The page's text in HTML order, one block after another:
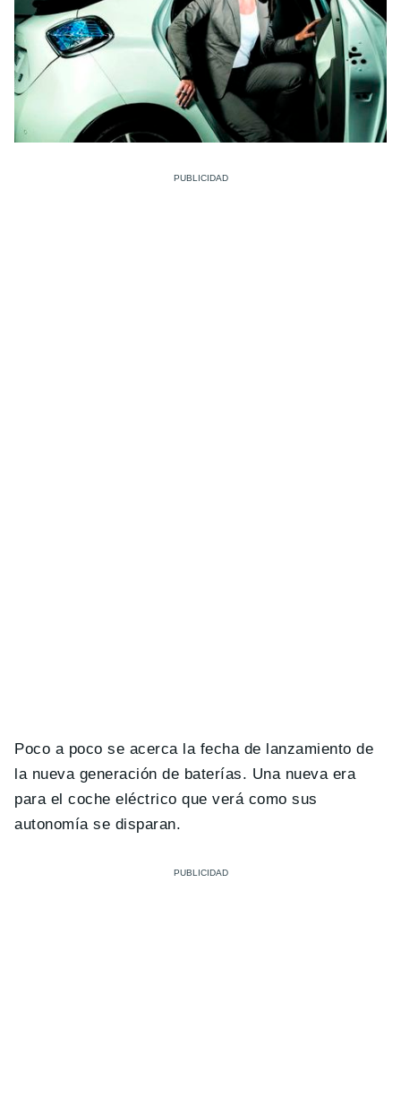
Poco a poco se acerca la fecha de lanzamiento de
la nueva generación de baterías. Una nueva era
para el coche eléctrico que verá como sus
autonomía se disparan.